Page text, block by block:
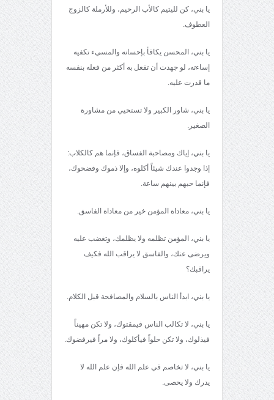
يا بني، كن لليتيم كالأب الرحيم، وللأرملة كالزوج
العطوف.
يا بني، المحسن يكافأ بإحسانه والمسيء تكفيه
إساءته، لو جهدت أن تفعل به أكثر من فعله بنفسه
ما قدرت عليه.
يا بني، شاور الكبير ولا تستحيي من مشاورة
الصغير.
يا بني، إياك ومصاحبة الفساق، فإنما هم كالكلاب:
إذا وجدوا عندك شيئاً أكلوه، وإلا ذموك وفضحوك،
فإنما حبهم بينهم ساعة.
يا بني، معاداة المؤمن خير من معاداة الفاسق.
يا بني، المؤمن تظلمه ولا يظلمك، وتغضب عليه
ويرضى عنك، والفاسق لا يراقب الله فكيف
يراقبك؟
يا بني، ابدأ الناس بالسلام والمصافحة قبل الكلام.
يا بني، لا تكالب الناس فيمقتوك، ولا تكن مهيناً
فيذلوك، ولا تكن حلواً فيأكلوك، ولا مراً فيرفضوك.
يا بني، لا تخاصم في علم الله فإن علم الله لا
يدرك ولا يحصى.